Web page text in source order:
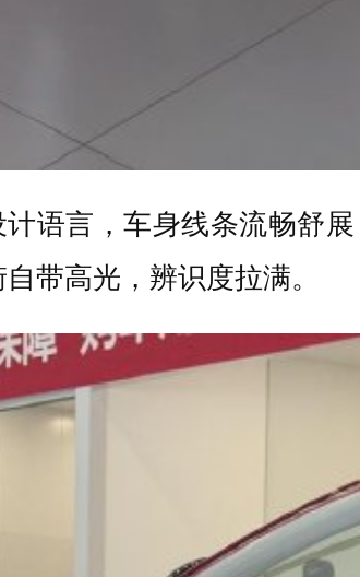
语言，车身线条流畅舒
带高光，辨识度拉满。